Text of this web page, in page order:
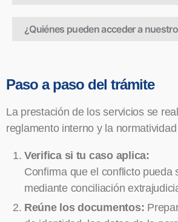
¿Quiénes pueden acceder a
Paso a paso del trámite
La prestación de los servicios se
reglamento interno y la
Verifica si tu caso aplica:
Confirma que el conflicto pueda
mediante conciliación
Reúne los documentos: